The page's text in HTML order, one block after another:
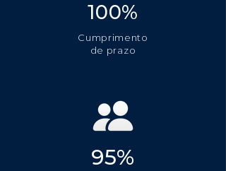
100%
Cumprimento
de prazo
95%